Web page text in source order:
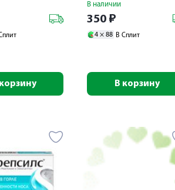
В наличии
350 ₽
4 × 88 В Сплит
В корзину